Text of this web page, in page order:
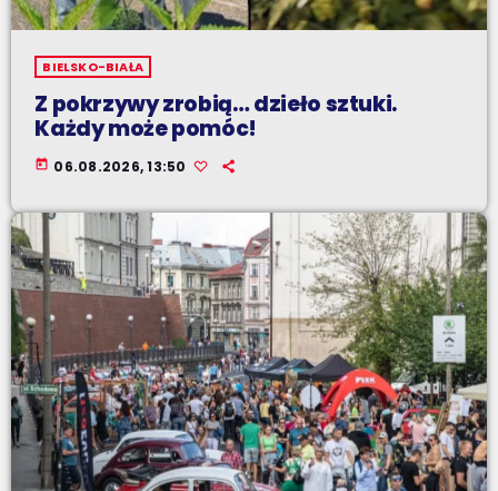
BIELSKO-BIAŁA
Z pokrzywy zrobią… dzieło sztuki.
Każdy może pomóc!
today 06.08.2026, 13:50